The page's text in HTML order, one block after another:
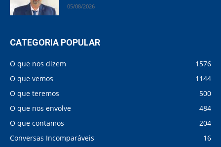
05/08/2026
CATEGORIA POPULAR
O que nos dizem
1576
O que vemos
1144
O que teremos
500
O que nos envolve
484
O que contamos
204
Conversas Incomparáveis
16